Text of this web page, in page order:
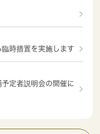
臨時措置を実施します
定者説明会の開催に